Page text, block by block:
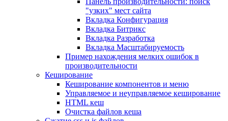
"узких" мест сайта
Вкладка Конфигурация
Вкладка Битрикс
Вкладка Разработка
Вкладка Масштабируемость
Пример нахождения мелких ошибок в
производительности
Кеширование
Кеширование компонентов и меню
Управляемое и неуправляемое кеширование
HTML кеш
Очистка файлов кеша